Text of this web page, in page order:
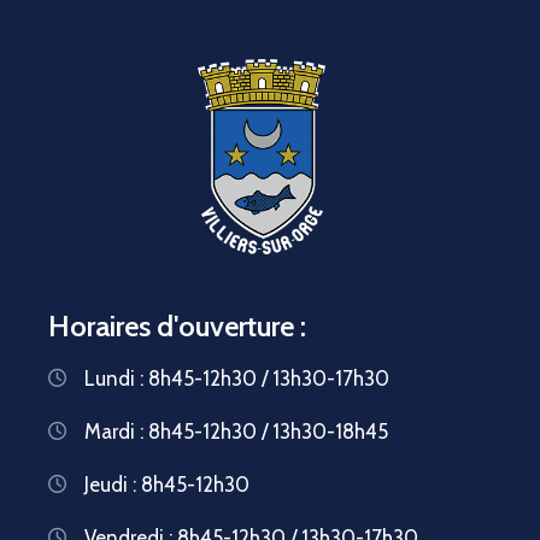
Horaires d'ouverture :
Lundi : 8h45-12h30 / 13h30-17h30
Mardi : 8h45-12h30 / 13h30-18h45
Jeudi : 8h45-12h30